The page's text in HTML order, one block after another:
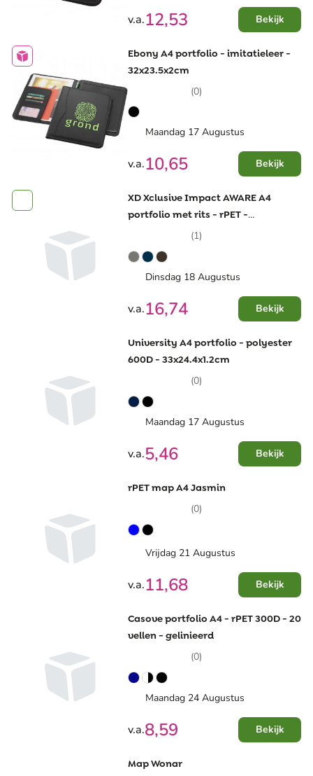
v.a.12,53 Bekijk
Ebony A4 portfolio - imitatieleer -
32x23.5x2cm
(0)
Maandag 17 Augustus
v.a.10,65 Bekijk
XD Xclusive Impact AWARE A4
portfolio met rits - rPET -
33.1x24.5x2cm(1)
Dinsdag 18 Augustus
v.a.16,74 Bekijk
University A4 portfolio - polyester
600D - 33x24.4x1.2cm
(0)
Maandag 17 Augustus
v.a.5,46 Bekijk
rPET map A4 Jasmin
(0)
Vrijdag 21 Augustus
v.a.11,68 Bekijk
Casove portfolio A4 - rPET 300D - 20
vellen - gelinieerd
(0)
Maandag 24 Augustus
v.a.8,59 Bekijk
Map Wonar